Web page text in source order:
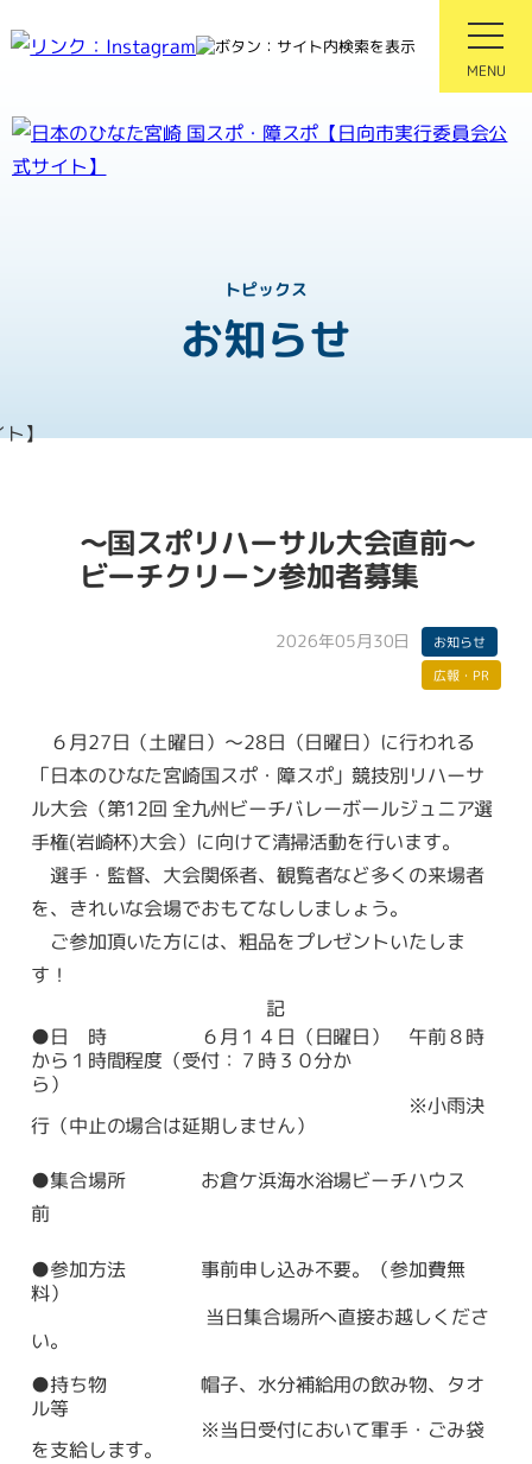
紡ぐ感動 親和となれ
第81回国民スポーツ大会
第26回全国障害者スポーツ大
MENU
お知らせ
トピックス
～国スポリハーサル大会直前～
ビーチクリーン参加者募集
2026年05月30日
お知らせ
広報・PR
６月27日（土曜日）～28日（日曜日）に行われる
「日本のひなた宮崎国スポ・障スポ」競技別リハーサ
ル大会（第12回 全九州ビーチバレーボールジュニア選
手権(岩崎杯)大会）に向けて清掃活動を行います。
選手・監督、大会関係者、観覧者など多くの来場者
を、きれいな会場でおもてなししましょう。
ご参加頂いた方には、粗品をプレゼントいたしま
す！
記
●日 時 ６月１４日（日曜日） 午前８時
から１時間程度（受付：７時３０分か
ら）
※小雨決
行（中止の場合は延期しません）
●集合場所 お倉ケ浜海水浴場ビーチハウス
前
●参加方法 事前申し込み不要。（参加費無
料）
当日集合場所へ直接お越しくださ
い。
●持ち物 帽子、水分補給用の飲み物、タオ
ル等
※当日受付において軍手・ごみ袋
を支給します。